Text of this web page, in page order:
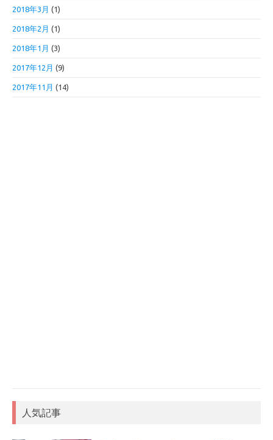
2018年3月 (1)
2018年2月 (1)
2018年1月 (3)
2017年12月 (9)
2017年11月 (14)
人気記事